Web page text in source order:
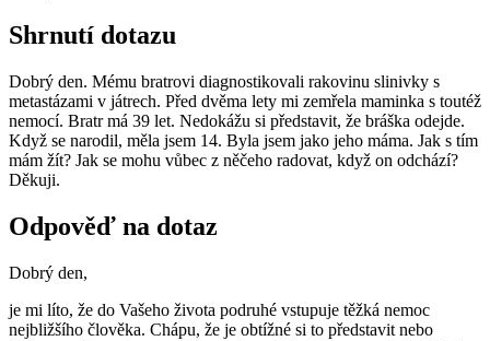
Shrnutí dotazu
Dobrý den. Mému bratrovi diagnostikovali rakovinu slinivky s
metastázami v játrech. Před dvěma lety mi zemřela maminka s toutéž
nemocí. Bratr má 39 let. Nedokážu si představit, že bráška odejde.
Když se narodil, měla jsem 14. Byla jsem jako jeho máma. Jak s tím
mám žít? Jak se mohu vůbec z něčeho radovat, když on odchází?
Děkuji.
Odpověď na dotaz
Dobrý den,
je mi líto, že do Vašeho života podruhé vstupuje těžká nemoc
nejbližšího člověka. Chápu, že je obtížné si to představit nebo